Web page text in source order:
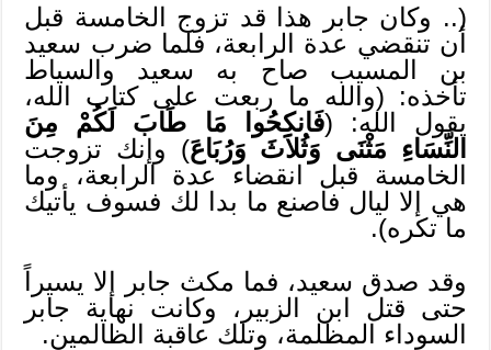
(.. وكان جابر هذا قد تزوج الخامسة قبل
أن تنقضي عدة الرابعة، فلما ضرب سعيد
بن المسيب صاح به سعيد والسياط
تأخذه: (والله ما ربعت على كتاب الله،
يقول الله: (فَانكِحُوا مَا طَابَ لَكُمْ مِنَ
النِّسَاءِ مَثْنَى وَثُلاَثَ وَرُبَاعَ) وإنك تزوجت
الخامسة قبل انقضاء عدة الرابعة، وما
هي إلا ليال فاصنع ما بدا لك فسوف يأتيك
ما تكره).
وقد صدق سعيد، فما مكث جابر إلا يسيراً
حتى قتل ابن الزبير، وكانت نهاية جابر
السوداء المظلمة، وتلك عاقبة الظالمين.